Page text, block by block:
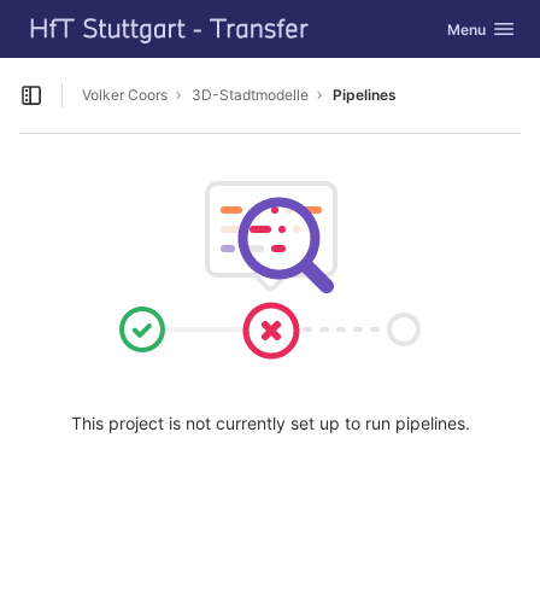
Skip to content
GitLab Toggle
Menu
Open sidebar
Volker Coors 3D-Stadtmodelle Pipelines
This project is not currently set up to run pipelines.